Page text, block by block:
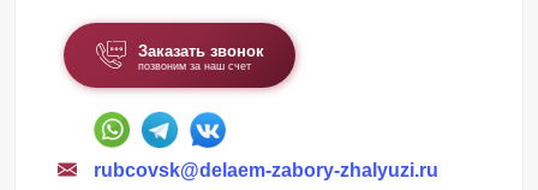
Заказать звонок
позвоним за наш счет
rubcovsk@delaem-zabory-zhalyuzi.ru